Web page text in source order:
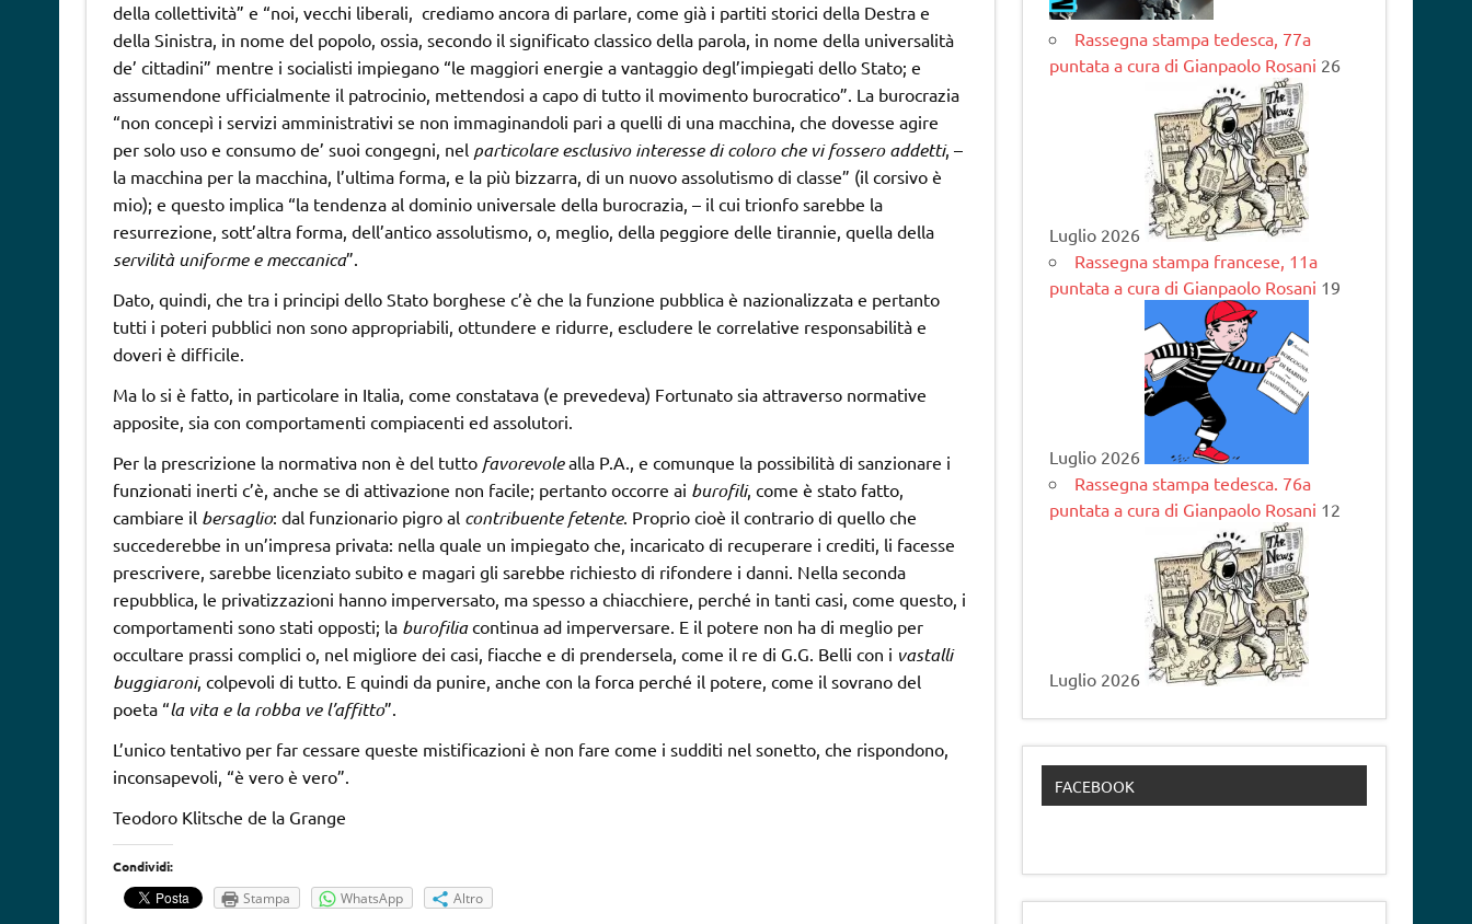
della collettività” e “noi, vecchi liberali, crediamo ancora di parlare, come già i partiti storici della Destra e
della Sinistra, in nome del popolo, ossia, secondo il significato classico della parola, in nome della universalità
de’ cittadini” mentre i socialisti impiegano “le maggiori energie a vantaggio degl’impiegati dello Stato; e
assumendone ufficialmente il patrocinio, mettendosi a capo di tutto il movimento burocratico”. La burocrazia
“non concepì i servizi amministrativi se non immaginandoli pari a quelli di una macchina, che dovesse agire
per solo uso e consumo de’ suoi congegni, nel particolare esclusivo interesse di coloro che vi fossero addetti, –
la macchina per la macchina, l’ultima forma, e la più bizzarra, di un nuovo assolutismo di classe” (il corsivo è
mio); e questo implica “la tendenza al dominio universale della burocrazia, – il cui trionfo sarebbe la
resurrezione, sott’altra forma, dell’antico assolutismo, o, meglio, della peggiore delle tirannie, quella della
servilità uniforme e meccanica”.
Dato, quindi, che tra i principi dello Stato borghese c’è che la funzione pubblica è nazionalizzata e pertanto
tutti i poteri pubblici non sono appropriabili, ottundere e ridurre, escludere le correlative responsabilità e
doveri è difficile.
Ma lo si è fatto, in particolare in Italia, come constatava (e prevedeva) Fortunato sia attraverso normative
apposite, sia con comportamenti compiacenti ed assolutori.
Per la prescrizione la normativa non è del tutto favorevolealla P.A., e comunque la possibilità di sanzionare i
funzionati inerti c’è, anche se di attivazione non facile; pertanto occorre ai burofili, come è stato fatto,
cambiare il bersaglio: dal funzionario pigro al contribuente fetente. Proprio cioè il contrario di quello che
succederebbe in un’impresa privata: nella quale un impiegato che, incaricato di recuperare i crediti, li facesse
prescrivere, sarebbe licenziato subito e magari gli sarebbe richiesto di rifondere i danni. Nella seconda
repubblica, le privatizzazioni hanno imperversato, ma spesso a chiacchiere, perché in tanti casi, come questo, i
comportamenti sono stati opposti; la burofiliacontinua ad imperversare. E il potere non ha di meglio per
occultare prassi complici o, nel migliore dei casi, fiacche e di prendersela, come il re di G.G. Belli con i vastalli
buggiaroni, colpevoli di tutto. E quindi da punire, anche con la forca perché il potere, come il sovrano del
poeta “la vita e la robba ve l’affitto”.
L’unico tentativo per far cessare queste mistificazioni è non fare come i sudditi nel sonetto, che rispondono,
inconsapevoli, “è vero è vero”.
Teodoro Klitsche de la Grange
Condividi:
Stampa WhatsApp Altro
Rassegna stampa tedesca, 77a
puntata a cura di Gianpaolo Rosani 26
Luglio 2026
Rassegna stampa francese, 11a
puntata a cura di Gianpaolo Rosani 19
Luglio 2026
Rassegna stampa tedesca. 76a
puntata a cura di Gianpaolo Rosani 12
Luglio 2026
FACEBOOK